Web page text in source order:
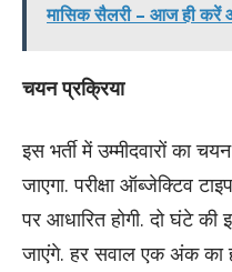
मासिक सैलरी – आज ही करें
चयन प्रक्रिया
इस भर्ती में उम्मीदवारों का
जाएगा. परीक्षा ऑब्जेक्टिव
पर आधारित होगी. दो घंटे
जाएंगे. हर सवाल एक अंक का